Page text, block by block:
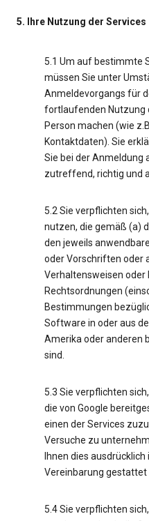
5. Ihre Nutzung der Services
5.1 Um auf bestimmte
müssen Sie unter
Anmeldevorgangs für
fortlaufenden Nutzung
Person machen (wie
Kontaktdaten). Sie
Sie bei der Anmeldung
zutreffend, richtig und
5.2 Sie verpflichten
nutzen, die gemäß (a)
den jeweils
oder Vorschriften oder
Verhaltensweisen
Rechtsordnungen
Bestimmungen
Software in oder aus
Amerika oder anderen
sind.
5.3 Sie verpflichten
die von Google
einen der Services
Versuche zu
Ihnen dies
Vereinbarung gestattet
5.4 Sie verpflichten